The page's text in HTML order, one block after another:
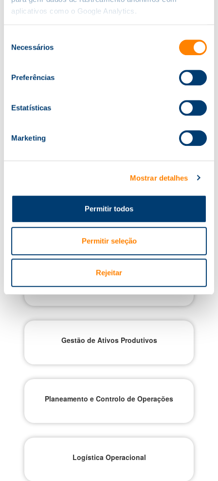
aplicativos como o Google Analytics.
Necessários
Preferências
Estatísticas
Marketing
Mostrar detalhes
Permitir todos
Permitir seleção
Rejeitar
Informações Adicionais
Intraempresa:
Para grupos de participantes da
mesma organização com ajustamento de
Para mais informações, contacte-nos.
formacao@knowit.pt
Cursos Relacionados
Gestão de Ativos Produtivos
Planeamento e Controlo de Operações
Logística Operacional